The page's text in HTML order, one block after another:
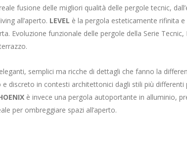
fusione delle migliori qualità delle pergole tecnic,
all’aperto. LEVEL è la pergola esteticamente rifinita e
Evoluzione funzionale delle pergole della Serie Tecnic,
semplici ma ricche di dettagli che fanno la
discreto in contesti architettonici dagli stili più differenti
è invece una pergola autoportante in alluminio,
per ombreggiare spazi all’aperto.